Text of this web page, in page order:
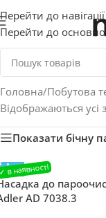
Перейти до навігації
Перейти до
Головна/Побутова
Відображаються усі
Показати бічну
до
AD 7038.3